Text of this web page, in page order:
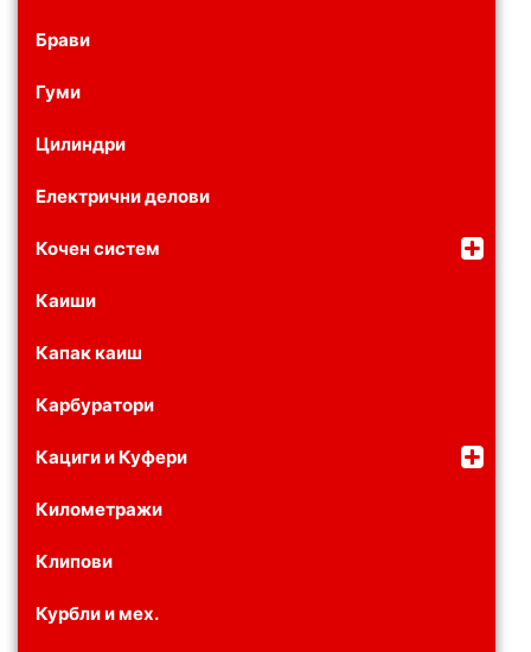
Брави
Гуми
Цилиндри
Електрични делови
Кочен систем
Каиши
Капак каиш
Карбуратори
Кациги и Куфери
Километражи
Клипови
Курбли и мех.